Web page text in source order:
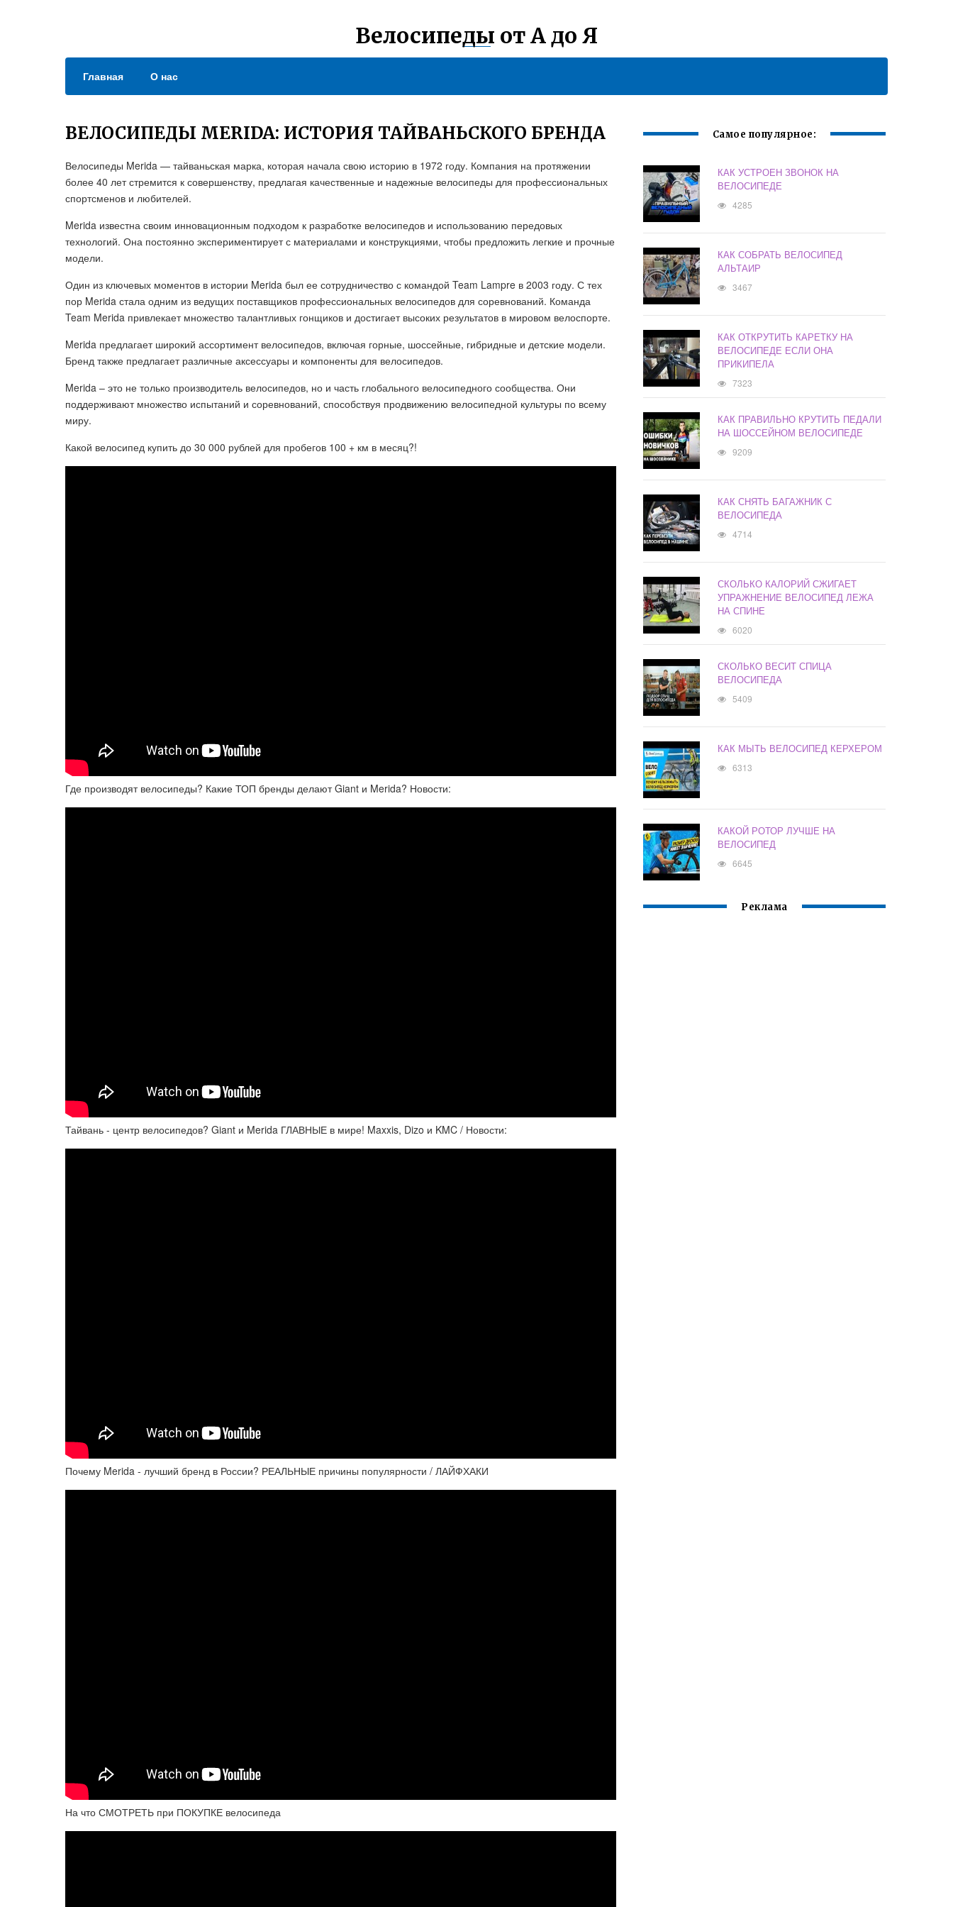
Велосипеды от А до Я
Главная О нас
ВЕЛОСИПЕДЫ MERIDA: ИСТОРИЯ ТАЙВАНЬСКОГО БРЕНДА
Велосипеды Merida — тайваньская марка, которая начала свою историю в 1972 году. Компания на протяжении
более 40 лет стремится к совершенству, предлагая качественные и надежные велосипеды для профессиональных
спортсменов и любителей.
Merida известна своим инновационным подходом к разработке велосипедов и использованию передовых
технологий. Она постоянно экспериментирует с материалами и конструкциями, чтобы предложить легкие и прочные
модели.
Один из ключевых моментов в истории Merida был ее сотрудничество с командой Team Lampre в 2003 году. С тех
пор Merida стала одним из ведущих поставщиков профессиональных велосипедов для соревнований. Команда
Team Merida привлекает множество талантливых гонщиков и достигает высоких результатов в мировом велоспорте.
Merida предлагает широкий ассортимент велосипедов, включая горные, шоссейные, гибридные и детские модели.
Бренд также предлагает различные аксессуары и компоненты для велосипедов.
Merida – это не только производитель велосипедов, но и часть глобального велосипедного сообщества. Они
поддерживают множество испытаний и соревнований, способствуя продвижению велосипедной культуры по всему
миру.
Какой велосипед купить до 30 000 рублей для пробегов 100 + км в месяц?!
Где производят велосипеды? Какие ТОП бренды делают Giant и Merida? Новости:
Тайвань - центр велосипедов? Giant и Merida ГЛАВНЫЕ в мире! Maxxis, Dizo и KMC / Новости:
Почему Merida - лучший бренд в России? РЕАЛЬНЫЕ причины популярности / ЛАЙФХАКИ
На что СМОТРЕТЬ при ПОКУПКЕ велосипеда
Самое популярное:
КАК УСТРОЕН ЗВОНОК НА
ВЕЛОСИПЕДЕ
4285
КАК СОБРАТЬ ВЕЛОСИПЕД
АЛЬТАИР
3467
КАК ОТКРУТИТЬ КАРЕТКУ НА
ВЕЛОСИПЕДЕ ЕСЛИ ОНА
ПРИКИПЕЛА
7323
КАК ПРАВИЛЬНО КРУТИТЬ ПЕДАЛИ
НА ШОССЕЙНОМ ВЕЛОСИПЕДЕ
9209
КАК СНЯТЬ БАГАЖНИК С
ВЕЛОСИПЕДА
4714
СКОЛЬКО КАЛОРИЙ СЖИГАЕТ
УПРАЖНЕНИЕ ВЕЛОСИПЕД ЛЕЖА
НА СПИНЕ
6020
СКОЛЬКО ВЕСИТ СПИЦА
ВЕЛОСИПЕДА
5409
КАК МЫТЬ ВЕЛОСИПЕД КЕРХЕРОМ
6313
КАКОЙ РОТОР ЛУЧШЕ НА
ВЕЛОСИПЕД
6645
Реклама